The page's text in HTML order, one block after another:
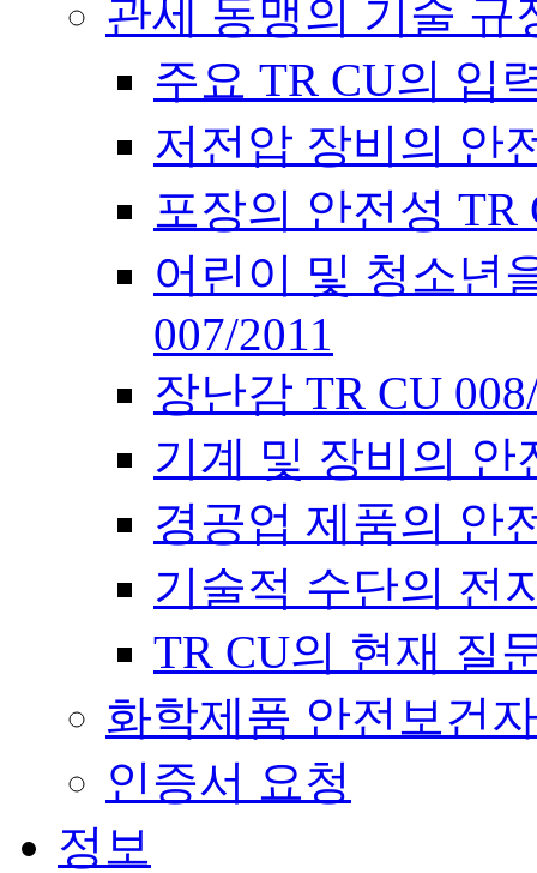
관세 동맹의 기술 규
주요 TR CU의 입
저전압 장비의 안
포장의 안전성 TR
어린이 및 청소년
007/2011
장난감 TR CU
기계 및 장비의 안
경공업 제품의 안
기술적 수단의 전
TR CU의 현재 질
화학제품 안전보건
인증서 요청
정보